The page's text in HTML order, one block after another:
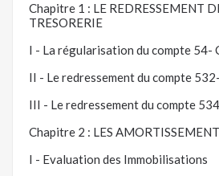
Chapitre 1 : LE REDRESSEMENT
TRESORERIE
I - La régularisation du compte 54-
II - Le redressement du compte
III - Le redressement du compte
Chapitre 2 : LES
I - Evaluation des Immobilisations